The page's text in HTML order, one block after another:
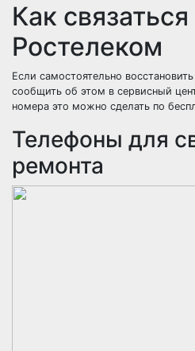
Как связаться
Ростелеком
Если самостоятельно
сообщить об этом в сервисный
номера это можно сделать по
Телефоны для
ремонта